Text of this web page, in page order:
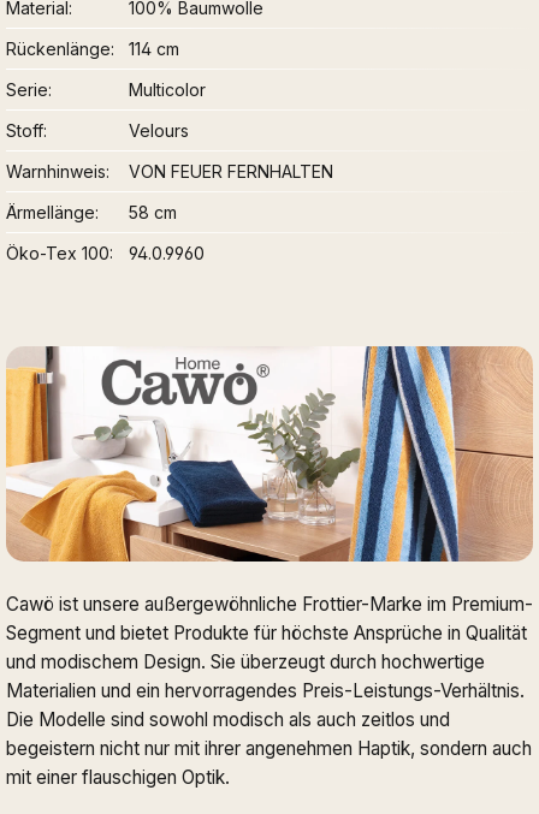
Material
100% Baumwolle
Rückenlänge
114 cm
Serie
Multicolor
Stoff
Velours
Warnhinweis
VON FEUER FERNHALTEN
Ärmellänge
58 cm
Öko-Tex 100
94.0.9960
Cawö ist unsere außergewöhnliche Frottier-Marke im Premium-
Segment und bietet Produkte für höchste Ansprüche in Qualität
und modischem Design. Sie überzeugt durch hochwertige
Materialien und ein hervorragendes Preis-Leistungs-Verhältnis.
Die Modelle sind sowohl modisch als auch zeitlos und
begeistern nicht nur mit ihrer angenehmen Haptik, sondern auch
mit einer flauschigen Optik.